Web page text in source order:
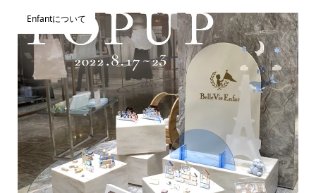
Enfantについて